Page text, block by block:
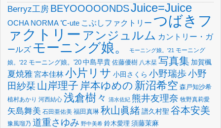
Berryz工房 BEYOOOOONDSJuice=Juice
OCHA NORMA℃-ute こぶしファクトリー つばきフ
ァクトリー アンジュルム カントリー・ガ
ールズ モーニング娘。 モーニング娘。'21 モーニング
娘。'22 モーニング娘。'20 中島早貴 佐藤優樹 八木栞 写真集 加賀楓
夏焼雅宮本佳林小片リサ 小田さくら 小野瑞歩小野
田紗栞 山岸理子 岸本ゆめの 新沼希空 森戸知沙希
植村あかり 河西結心 浅倉樹々 清水佐紀 熊井友理奈 牧野真莉愛
矢島舞美 石田亜佑美 福田真琳 秋山眞緒譜久村聖 谷本安美
豫風瑠乃 道重さゆみ 野中美希 鈴木愛理 須藤茉麻